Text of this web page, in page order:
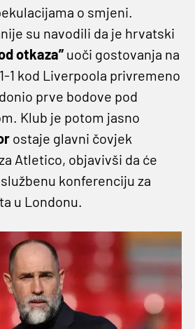
o smjeni.
su navodili da je hrvatski
otkaza” uoči gostovanja na
1 kod Liverpoola privremeno
prve bodove pod
Klub je potom jasno
ostaje glavni čovjek
Atletico, objavivši da će
konferenciju za
u Londonu.